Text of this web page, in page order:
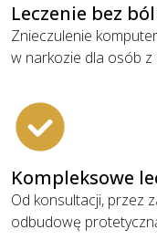
Leczenie bez
Znieczulenie
w narkozie dla osób z
Kompleksowe
Od konsultacji, przez
odbudowę